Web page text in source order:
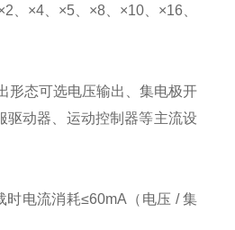
、×4、×5、×8、×10、×16、
形态可选电压输出、集电极开
驱动器、运动控制器等主流设
电流消耗≤60mA（电压 / 集